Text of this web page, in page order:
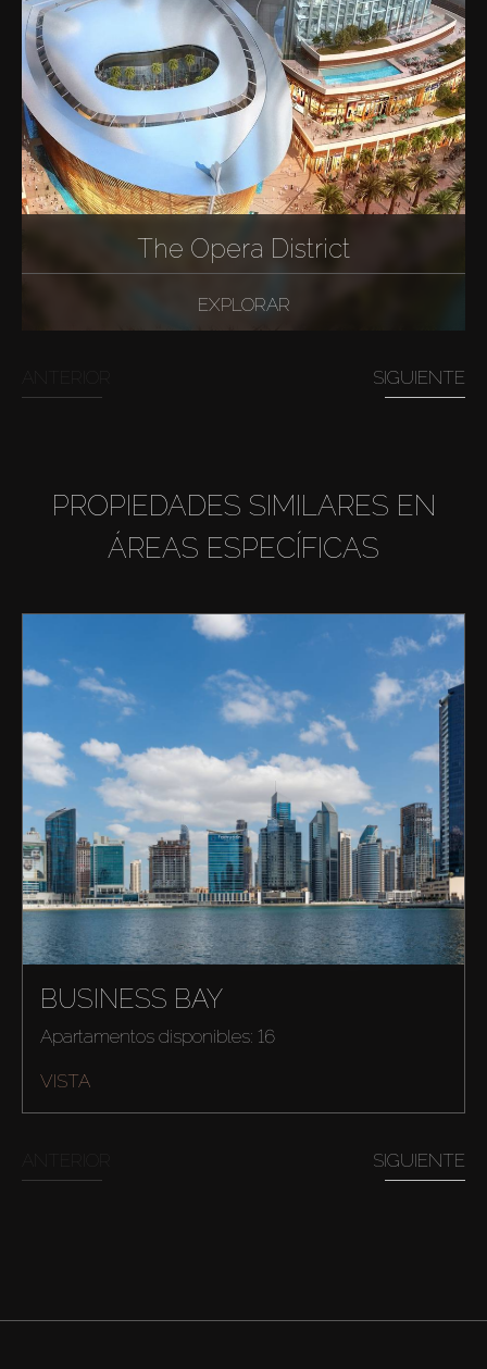
The Opera District
EXPLORAR
SIGUIENTE
PROPIEDADES SIMILARES EN
ÁREAS ESPECÍFICAS
BUSINESS BAY
Apartamentos disponibles: 16
VISTA
SIGUIENTE